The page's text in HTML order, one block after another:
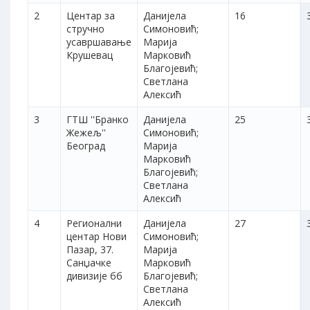
2
Центар за
стручно
усавршавање
Крушевац
Данијела
Симоновић;
Марија
Марковић
Благојевић;
Светлана
Алексић
16
3
ГТШ ''Бранко
Жежељ''
Београд
Данијела
Симоновић;
Марија
Марковић
Благојевић;
Светлана
Алексић
25
4
Регионални
центар Нови
Пазар, 37.
Санџачке
дивизије бб
Данијела
Симоновић;
Марија
Марковић
Благојевић;
Светлана
Алексић
27